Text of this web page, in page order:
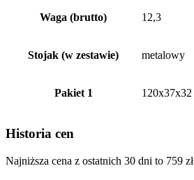
Waga (brutto) 12,3
Stojak (w zestawie) metalowy
Pakiet 1 120x37x32
Historia cen
Najniższa cena z ostatnich 30 dni to 759 zł